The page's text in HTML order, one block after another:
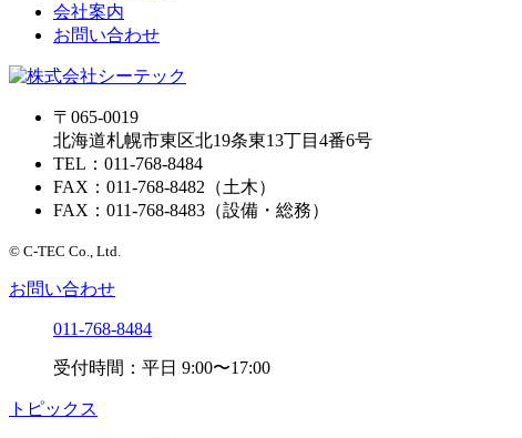
会社案内
お問い合わせ
〒065-0019
北海道札幌市東区北19条東13丁目4番6号
TEL：011-768-8484
FAX：011-768-8482（土木）
FAX：011-768-8483（設備・総務）
© C-TEC Co., Ltd.
お問い合わせ
011-768-8484
受付時間：平日 9:00〜17:00
トピックス